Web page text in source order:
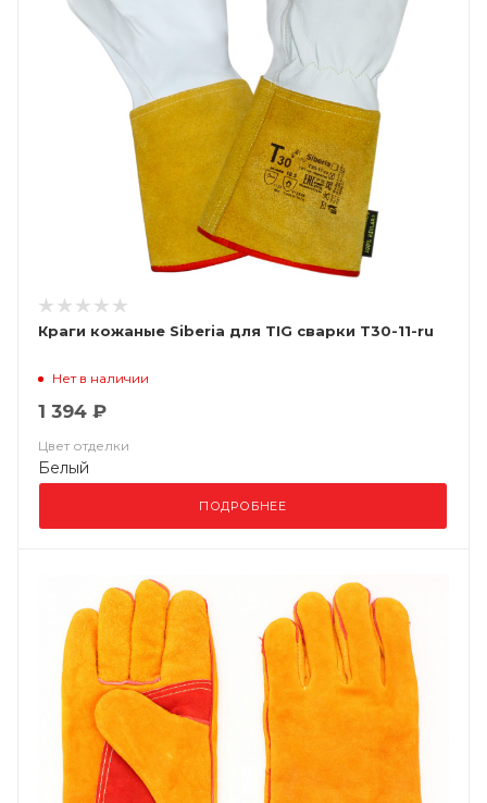
Краги кожаные Siberia для TIG сварки T30-11-ru
Нет в наличии
1 394 ₽
Цвет отделки
Белый
ПОДРОБНЕЕ